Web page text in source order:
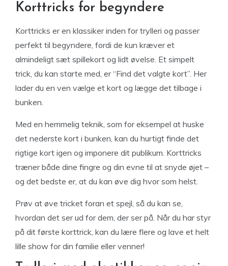
Korttricks for begyndere
Korttricks er en klassiker inden for trylleri og passer
perfekt til begyndere, fordi de kun kræver et
almindeligt sæt spillekort og lidt øvelse. Et simpelt
trick, du kan starte med, er “Find det valgte kort”. Her
lader du en ven vælge et kort og lægge det tilbage i
bunken.
Med en hemmelig teknik, som for eksempel at huske
det nederste kort i bunken, kan du hurtigt finde det
rigtige kort igen og imponere dit publikum. Korttricks
træner både dine fingre og din evne til at snyde øjet –
og det bedste er, at du kan øve dig hvor som helst.
Prøv at øve tricket foran et spejl, så du kan se,
hvordan det ser ud for dem, der ser på. Når du har styr
på dit første korttrick, kan du lære flere og lave et helt
lille show for din familie eller venner!